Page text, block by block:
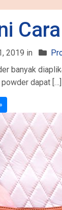
2019 in
banyak
dapat […]